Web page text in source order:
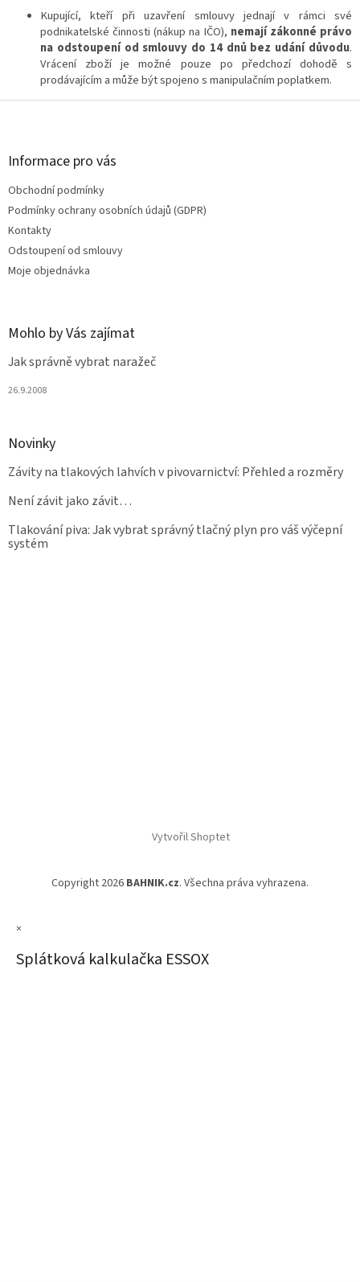
Kupující, kteří při uzavření smlouvy jednají v rámci své
podnikatelské činnosti (nákup na IČO), nemají zákonné právo
na odstoupení od smlouvy do 14 dnů bez udání důvodu.
Vrácení zboží je možné pouze po předchozí dohodě s
prodávajícím a může být spojeno s manipulačním poplatkem.
Z
Informace pro vás
Obchodní podmínky
Podmínky ochrany osobních údajů (GDPR)
Kontakty
Odstoupení od smlouvy
Moje objednávka
Mohlo by Vás zajímat
Jak správně vybrat naražeč
26.9.2008
Novinky
Závity na tlakových lahvích v pivovarnictví: Přehled a rozměry
Není závit jako závit…
Tlakování piva: Jak vybrat správný tlačný plyn pro váš výčepní
systém
Vytvořil Shoptet
Copyright 2026 BAHNIK.cz. Všechna práva vyhrazena.
×
Splátková kalkulačka ESSOX